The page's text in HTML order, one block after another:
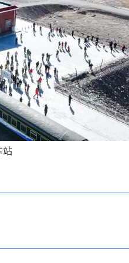
站